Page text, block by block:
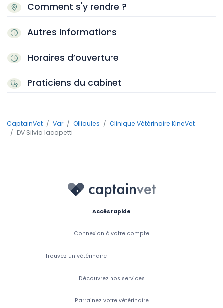
Comment s'y rendre ?
Autres Informations
Horaires d’ouverture
Praticiens du cabinet
CaptainVet Var Ollioules
Clinique Vétérinaire KineVet
DV Silvia Iacopetti
Accès rapide
Connexion à votre compte
Trouvez un vétérinaire
Découvrez nos services
Parrainez votre vétérinaire